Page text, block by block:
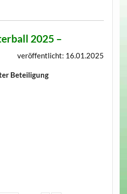
2025 –
veröffentlicht: 16.01.2025
Beteiligung